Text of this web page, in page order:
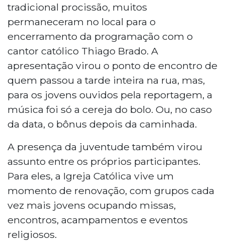
tradicional procissão, muitos
permaneceram no local para o
encerramento da programação com o
cantor católico Thiago Brado. A
apresentação virou o ponto de encontro de
quem passou a tarde inteira na rua, mas,
para os jovens ouvidos pela reportagem, a
música foi só a cereja do bolo. Ou, no caso
da data, o bônus depois da caminhada.
A presença da juventude também virou
assunto entre os próprios participantes.
Para eles, a Igreja Católica vive um
momento de renovação, com grupos cada
vez mais jovens ocupando missas,
encontros, acampamentos e eventos
religiosos.